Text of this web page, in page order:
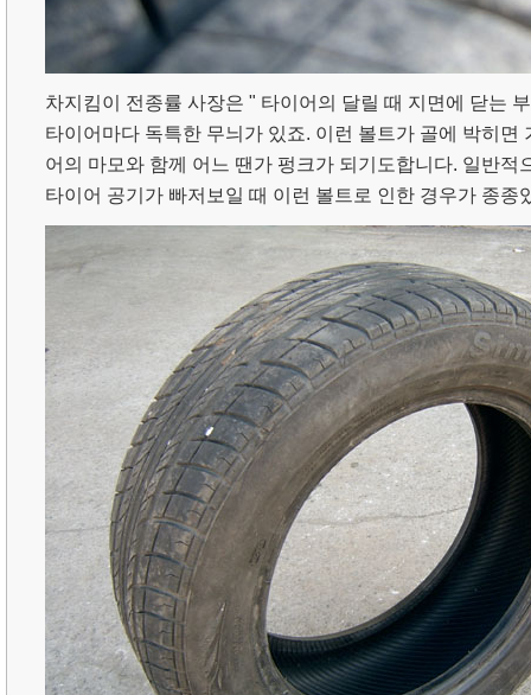
차지킴이 전종률 사장은 " 타이어의 달릴 때 지면에 닫는
타이어마다 독특한 무늬가 있죠. 이런 볼트가 골에 박히
어의 마모와 함께 어느 땐가 펑크가 되기도합니다. 일반
타이어 공기가 빠저보일 때 이런 볼트로 인한 경우가 종종